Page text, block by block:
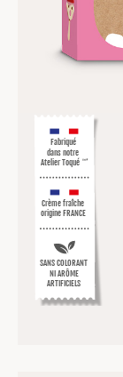
Fabriqué
dans notre
Atelier Toqué ™*
SANS COLORANT
NI ARÔME
ARTIFICIELS
Crème fraîche
origine FRANCE